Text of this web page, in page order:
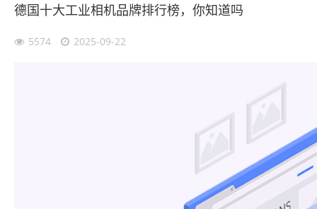
德国十大工业相机品牌排行榜，你知道吗
5574 2025-09-22